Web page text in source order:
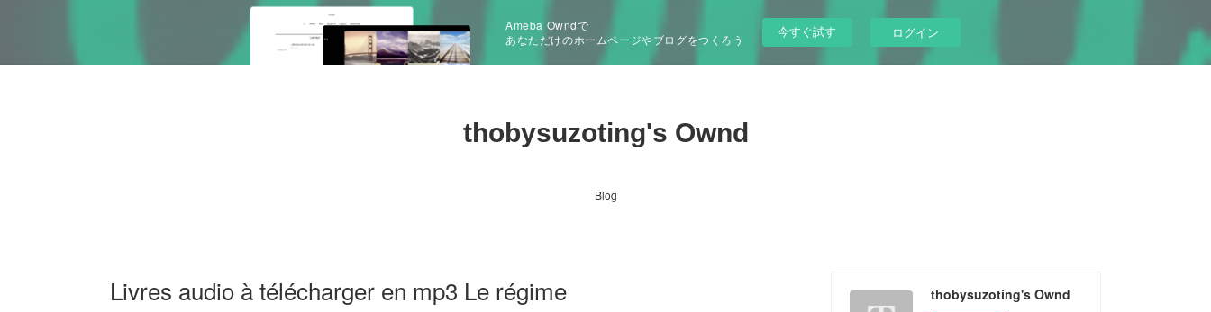
Ameba Owndで
あなただけのホームページやブログをつくろう
今すぐ試す ログイン
thobysuzoting's Ownd
Blog
Livres audio à télécharger en mp3 Le régime thobysuzoting's Ownd